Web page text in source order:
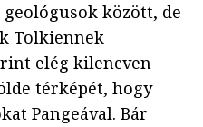
között, de
Tolkiennek
elég kilencven
térképét, hogy
Pangeával. Bár